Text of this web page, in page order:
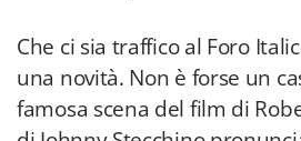
Che ci sia traffico al Foro
una novità. Non è forse un
famosa scena del film di